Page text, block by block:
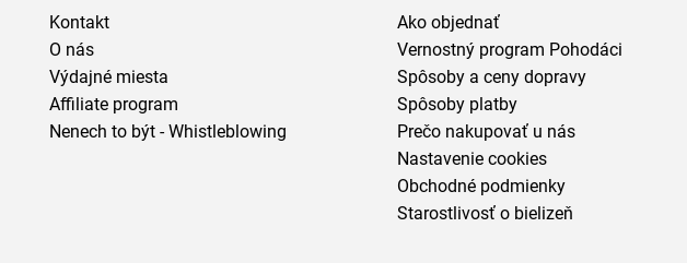
Kontakt
O nás
Výdajné miesta
Affiliate program
Nenech to být - Whistleblowing
Ako objednať
Vernostný program Pohodáci
Spôsoby a ceny dopravy
Spôsoby platby
Prečo nakupovať u nás
Nastavenie cookies
Obchodné podmienky
Starostlivosť o bielizeň